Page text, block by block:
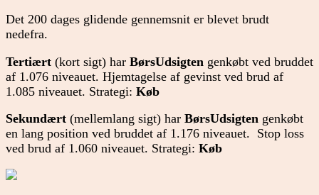
Det 200 dages glidende gennemsnit er blevet brudt
nedefra.
Tertiært (kort sigt) har BørsUdsigten genkøbt ved bruddet
af 1.076 niveauet. Hjemtagelse af gevinst ved brud af
1.085 niveauet. Strategi: Køb
Sekundært (mellemlang sigt) har BørsUdsigten genkøbt
en lang position ved bruddet af 1.176 niveauet. Stop loss
ved brud af 1.060 niveauet. Strategi: Køb